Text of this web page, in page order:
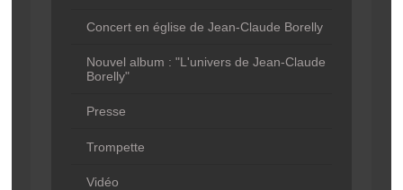
Concert en église de Jean-Claude Borelly
Nouvel album : "L'univers de Jean-Claude
Borelly"
Presse
Trompette
Vidéo